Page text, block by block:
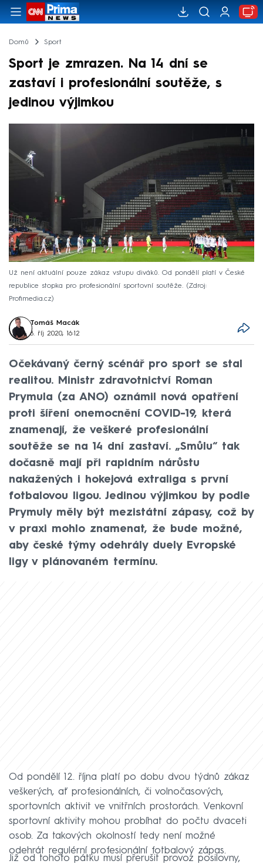
Domů Sport
Sport je zmrazen. Na 14 dní se
zastaví i profesionální soutěže, s
jedinou výjimkou
Už není aktuální pouze zákaz vstupu diváků. Od pondělí platí v České
republice stopka pro profesionální sportovní soutěže.
Zdroj:
Profimedia.cz
Tomáš Macák
8. říj 2020, 16:12
Očekávaný černý scénář pro sport se stal
realitou. Ministr zdravotnictví Roman
Prymula (za ANO) oznámil nová opatření
proti šíření onemocnění COVID-19, která
znamenají, že veškeré profesionální
soutěže se na 14 dní zastaví. „Smůlu“ tak
dočasně mají při rapidním nárůstu
nakažených i hokejová extraliga s první
fotbalovou ligou. Jedinou výjimkou by podle
Prymuly měly být mezistátní zápasy, což by
v praxi mohlo znamenat, že bude možné,
aby české týmy odehrály duely Evropské
ligy v plánovaném termínu.
Od pondělí 12. října platí po dobu dvou týdnů zákaz
veškerých, ať profesionálních, či volnočasových,
sportovních aktivit ve vnitřních prostorách. Venkovní
sportovní aktivity mohou probíhat do počtu dvaceti
osob. Za takových okolností tedy není možné
odehrát regulérní profesionální fotbalový zápas.
Již od tohoto pátku musí přerušit provoz posilovny,